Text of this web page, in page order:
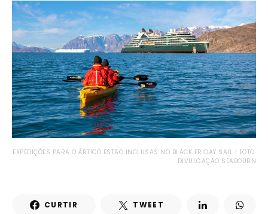
EXPEDIÇÕES PARA O ÁRTICO ESTÃO INCLUSAS NO BLACK FRIDAY SAIL | FOTO:
DIVULGAÇÃO SEABOURN
CURTIR TWEET